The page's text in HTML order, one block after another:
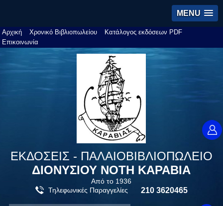
MENU
Αρχική Χρονικό Βιβλιοπωλείου
Κατάλογος εκδόσεων PDF
Επικοινωνία
ΕΚΔΟΣΕΙΣ - ΠΑΛΑΙΟΒΙΒΛΙΟΠΩΛΕΙΟ
ΔΙΟΝΥΣΙΟΥ ΝΟΤΗ ΚΑΡΑΒΙΑ
Από το 1936
Τηλεφωνικές Παραγγελίες
210 3620465